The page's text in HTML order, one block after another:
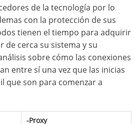
de la tecnología por lo
con la protección de sus
tienen el tiempo para adquirir
de cerca su sistema y su
sobre cómo las conexiones
entre sí una vez que las inicias
que son para comenzar a
-Proxy